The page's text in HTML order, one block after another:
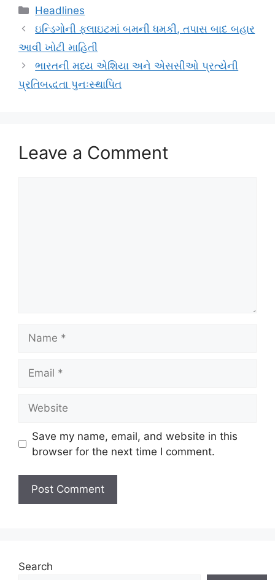
Categories
Headlines
ઇન્ડિગોની ફ્લાઇટમાં બમની ધમકી, તપાસ બાદ બહાર
આવી ખોટી માહિતી
ભારતની મધ્ય એશિયા અને એસસીઓ પ્રત્યેની
પ્રતિબદ્ધતા પુનઃસ્થાપિત
Leave a Comment
Save my name, email, and website in this
browser for the next time I comment.
Search